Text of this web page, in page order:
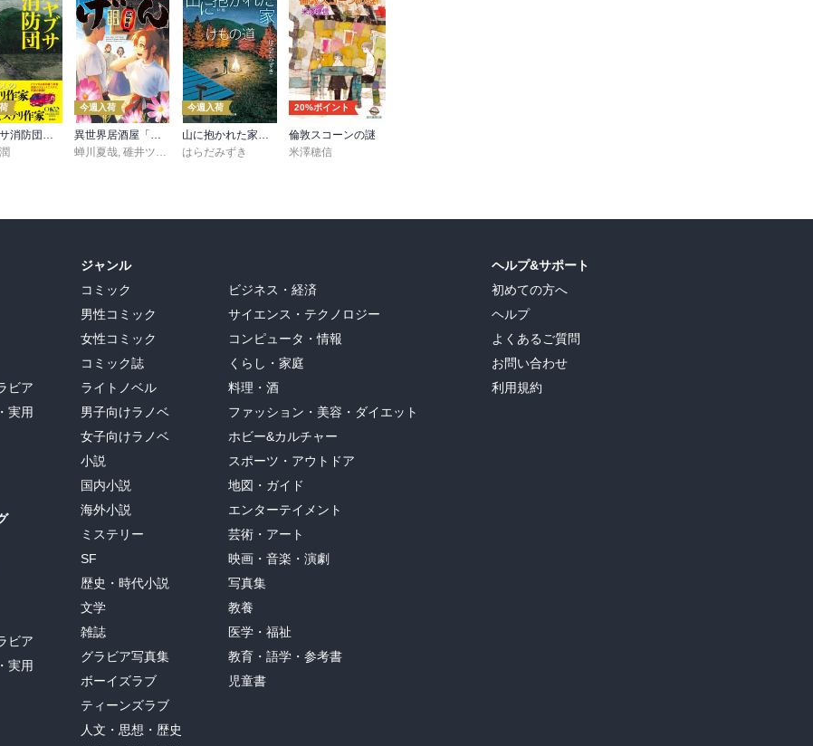
ハヤブサ消防団 森へつづく道
今週入荷
異世界居酒屋「げん」三杯目
蝉川夏哉, 碓井ツカサ
今週入荷
山に抱かれた家 けもの道
はらだみずき
20%ポイント
倫敦スコーンの謎
米澤穂信
ビア
実用
ビア
実用
ジャンル
コミック
男性コミック
女性コミック
コミック誌
ライトノベル
男子向けラノベ
女子向けラノベ
小説
国内小説
海外小説
ミステリー
SF
歴史・時代小説
文学
雑誌
グラビア写真集
ボーイズラブ
ティーンズラブ
人文・思想・歴史
ビジネス・経済
サイエンス・テクノロジー
コンピュータ・情報
くらし・家庭
料理・酒
ファッション・美容・ダイエット
ホビー&カルチャー
スポーツ・アウトドア
地図・ガイド
エンターテイメント
芸術・アート
映画・音楽・演劇
写真集
教養
医学・福祉
教育・語学・参考書
児童書
ヘルプ&サポート
初めての方へ
ヘルプ
よくあるご質問
お問い合わせ
利用規約